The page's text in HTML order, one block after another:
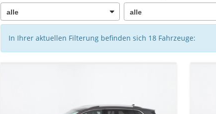
In Ihrer aktuellen Filterung befinden sich 18Fahrzeuge: